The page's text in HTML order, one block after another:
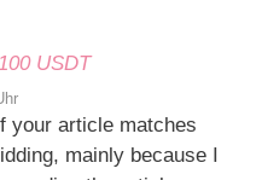
USDT
your article matches
mainly because I